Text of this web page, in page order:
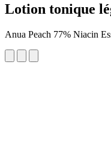
Lotion tonique
Anua Peach 77% Niacin